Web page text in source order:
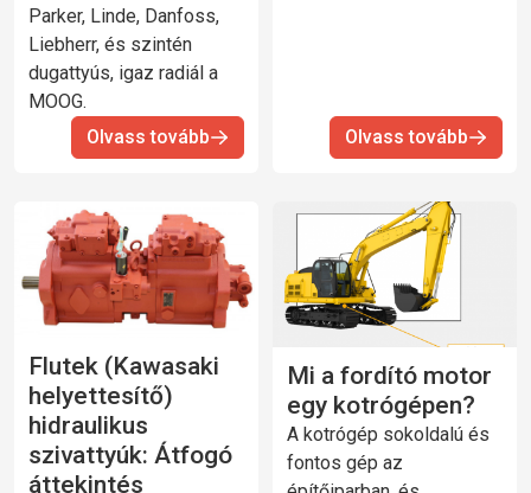
Parker, Linde, Danfoss,
Liebherr, és szintén
dugattyús, igaz radiál a
MOOG.
Olvass tovább
Olvass tovább
Flutek (Kawasaki
helyettesítő)
hidraulikus
szivattyúk: Átfogó
áttekintés
Mi a fordító motor
egy kotrógépen?
A kotrógép sokoldalú és
fontos gép az